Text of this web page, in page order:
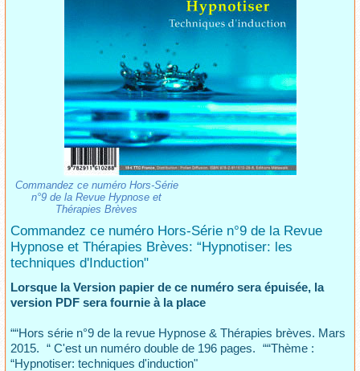
Commandez ce numéro Hors-Série
n°9 de la Revue Hypnose et
Thérapies Brèves
Commandez ce numéro Hors-Série n°9 de la Revue
Hypnose et Thérapies Brèves: “Hypnotiser: les
techniques d'Induction"
Lorsque la Version papier de ce numéro sera épuisée, la
version PDF sera fournie à la place
““Hors série n°9 de la revue Hypnose & Thérapies brèves. Mars
2015. “ C'est un numéro double de 196 pages. ““Thème :
“Hypnotiser: techniques d'induction"